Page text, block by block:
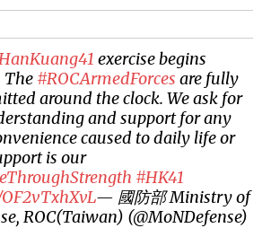
exercise begins
The #ROCArmedForces are fully
around the clock. We ask for
and support for any
caused to daily life or
is our
#HK41
— 國防部 Ministry of
ROC(Taiwan) (@MoNDefense)